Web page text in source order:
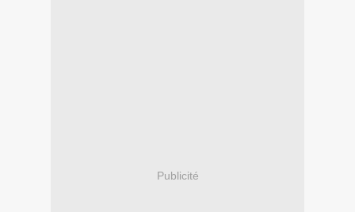
Publicité